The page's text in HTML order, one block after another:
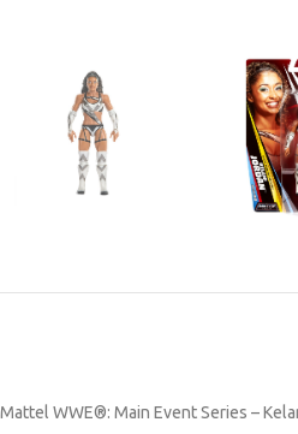
Mattel WWE®: Main Event Series –